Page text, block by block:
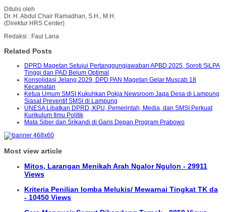
Ditulis oleh
Dr. H. Abdul Chair Ramadhan, S.H., M.H.
(Direktur HRS Center)
Redaksi : Faul Lana
Related Posts
DPRD Magetan Setujui Pertanggungjawaban APBD 2025, Soroti SiLPA
Tinggi dan PAD Belum Optimal
Konsolidasi Jelang 2029, DPD PAN Magetan Gelar Muscab 18
Kecamatan
Ketua Umum SMSI Kukuhkan Pokja Newsroom Jaga Desa di Lampung
Siasat Preventif SMSI di Lampung
UNESA Libatkan DPRD, KPU, Pemerintah, Media, dan SMSI Perkuat
Kurikulum Ilmu Politik
Mata Siber dan Srikandi di Garis Depan Program Prabowo
Most view article
Mitos, Larangan Menikah Arah Ngalor Ngulon - 29911
Views
Kriteria Penilian lomba Melukis/ Mewarnai Tingkat TK da
- 10450 Views